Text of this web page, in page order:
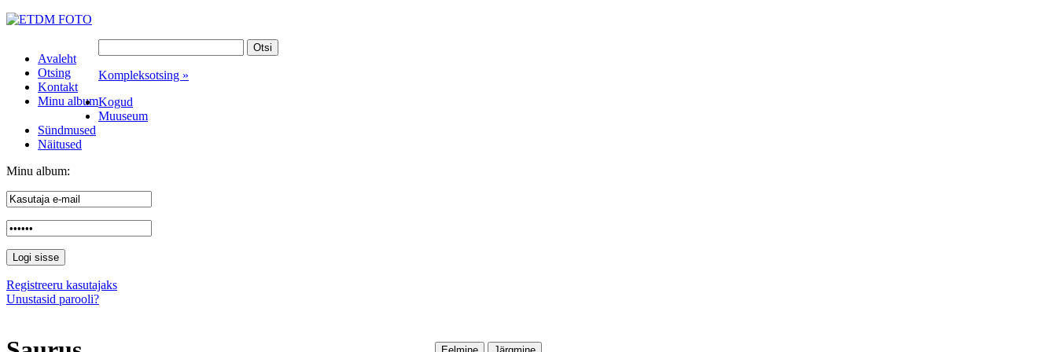
Avaleht
Otsing
Kontakt
Minu album
Kompleksotsing »
Kogud
Muuseum
Sündmused
Näitused
Minu album:
Registreeru kasutajaks
Unustasid parooli?